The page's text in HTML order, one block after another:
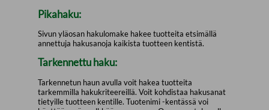
Pikahaku:
Sivun yläosan hakulomake hakee tuotteita etsimällä
annettuja hakusanoja kaikista tuotteen kentistä.
Tarkennettu haku:
Tarkennetun haun avulla voit hakea tuotteita
tarkemmilla hakukriteereillä. Voit kohdistaa hakusanat
tietyille tuotteen kentille. Tuotenimi -kentässä voi